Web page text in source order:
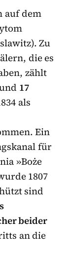
auf dem
Zu
die es
zählt
17
als
Ein
für
»Boże
1807
sind
beider
an die